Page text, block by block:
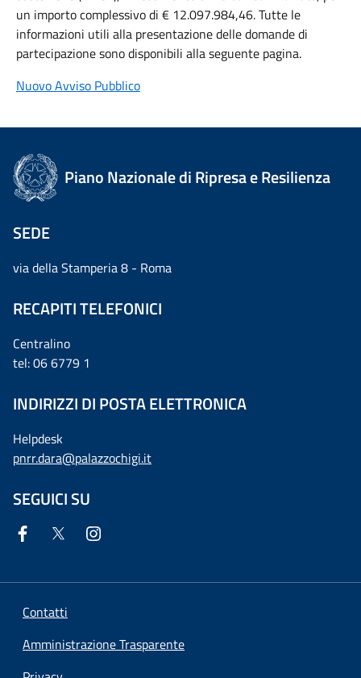
un importo complessivo di € 12.097.984,46. Tutte le
informazioni utili alla presentazione delle domande di
partecipazione sono disponibili alla seguente pagina.
Nuovo Avviso Pubblico
Piano Nazionale di Ripresa e Resilienza
SEDE
via della Stamperia 8 - Roma
RECAPITI TELEFONICI
Centralino
tel: 06 6779 1
INDIRIZZI DI POSTA ELETTRONICA
Helpdesk
pnrr.dara@palazzochigi.it
SEGUICI SU
Contatti
Amministrazione Trasparente